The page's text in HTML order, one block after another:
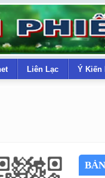
Liên Lạc Ý Kiến